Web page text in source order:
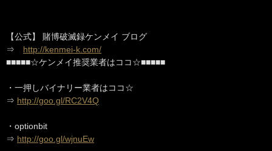
【公式】 賭博破滅録ケンメイ ブログ
⇒ http://kenmei-k.com/
■■■■■☆ケンメイ推奨業者はココ☆■■■■■
・一押しバイナリー業者はココ☆
⇒ http://goo.gl/RC2V4Q
・optionbit
⇒ http://goo.gl/wjnuEw